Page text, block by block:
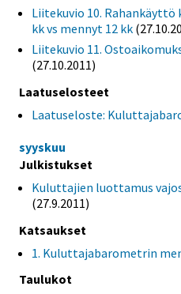
Liitekuvio 10.
kk vs mennyt 12 kk
Liitekuvio 11.
(27.10.2011)
Laatuselosteet
Laatuseloste:
syyskuu
Julkistukset
Kuluttajien luottamus
(27.9.2011)
Katsaukset
1. Kuluttajabarometrin
Taulukot